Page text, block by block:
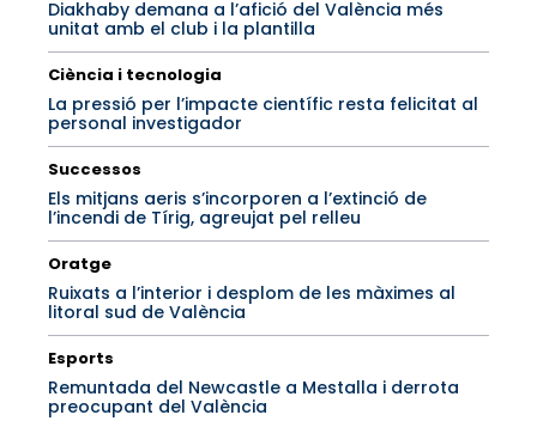
Diakhaby demana a l’afició del València més
unitat amb el club i la plantilla
Ciència i tecnologia
La pressió per l’impacte científic resta felicitat al
personal investigador
Successos
Els mitjans aeris s’incorporen a l’extinció de
l’incendi de Tírig, agreujat pel relleu
Oratge
Ruixats a l’interior i desplom de les màximes al
litoral sud de València
Esports
Remuntada del Newcastle a Mestalla i derrota
preocupant del València